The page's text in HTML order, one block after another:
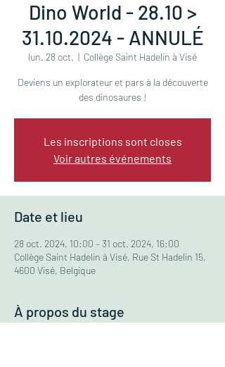
Dino World - 28.10 >
31.10.2024 - ANNULÉ
lun. 28 oct.
  |
Collège Saint Hadelin à Visé
Deviens un explorateur et pars à la découverte
des dinosaures !
Les inscriptions sont closes
Voir autres événements
Date et lieu
28 oct. 2024, 10:00 – 31 oct. 2024, 16:00
Collège Saint Hadelin à Visé, Rue St Hadelin 15,
4600 Visé, Belgique
À propos du stage